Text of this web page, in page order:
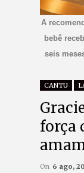
A
bebê
seis
CANTU
força
On 6 ago,